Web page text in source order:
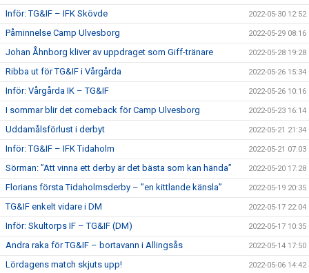
Inför: TG&IF – IFK Skövde 2022-05-30 12:52
Påminnelse Camp Ulvesborg 2022-05-29 08:16
Johan Åhnborg kliver av uppdraget som Giff-tränare 2022-05-28 19:28
Ribba ut för TG&IF i Vårgårda 2022-05-26 15:34
Inför: Vårgårda IK – TG&IF 2022-05-26 10:16
I sommar blir det comeback för Camp Ulvesborg 2022-05-23 16:14
Uddamålsförlust i derbyt 2022-05-21 21:34
Inför: TG&IF – IFK Tidaholm 2022-05-21 07:03
Sörman: ”Att vinna ett derby är det bästa som kan hända” 2022-05-20 17:28
Florians första Tidaholmsderby – ”en kittlande känsla” 2022-05-19 20:35
TG&IF enkelt vidare i DM 2022-05-17 22:04
Inför: Skultorps IF – TG&IF (DM) 2022-05-17 10:35
Andra raka för TG&IF – bortavann i Allingsås 2022-05-14 17:50
Lördagens match skjuts upp! 2022-05-06 14:42